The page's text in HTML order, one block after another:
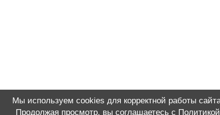
Мы используем cookies для корректной работы
Продолжая просмотр, вы соглашаетесь с Политикой